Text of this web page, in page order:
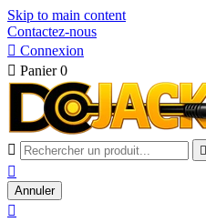
Skip to main content
Contactez-nous
 Connexion
 Panier 0
 

Annuler
